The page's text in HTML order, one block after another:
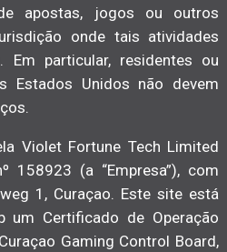
apostas, jogos ou outros
onde tais atividades
particular, residentes ou
Estados Unidos não devem
Violet Fortune Tech Limited
158923 (a “Empresa”), com
1, Curaçao. Este site está
um Certificado de Operação
Gaming Control Board,